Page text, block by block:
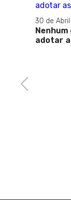
Previous
30 de Abril
adotar